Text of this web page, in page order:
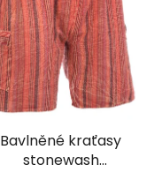
Bavlněné kraťasy
stonewash